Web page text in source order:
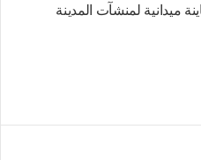
ميدانية لمنشآت المدينة